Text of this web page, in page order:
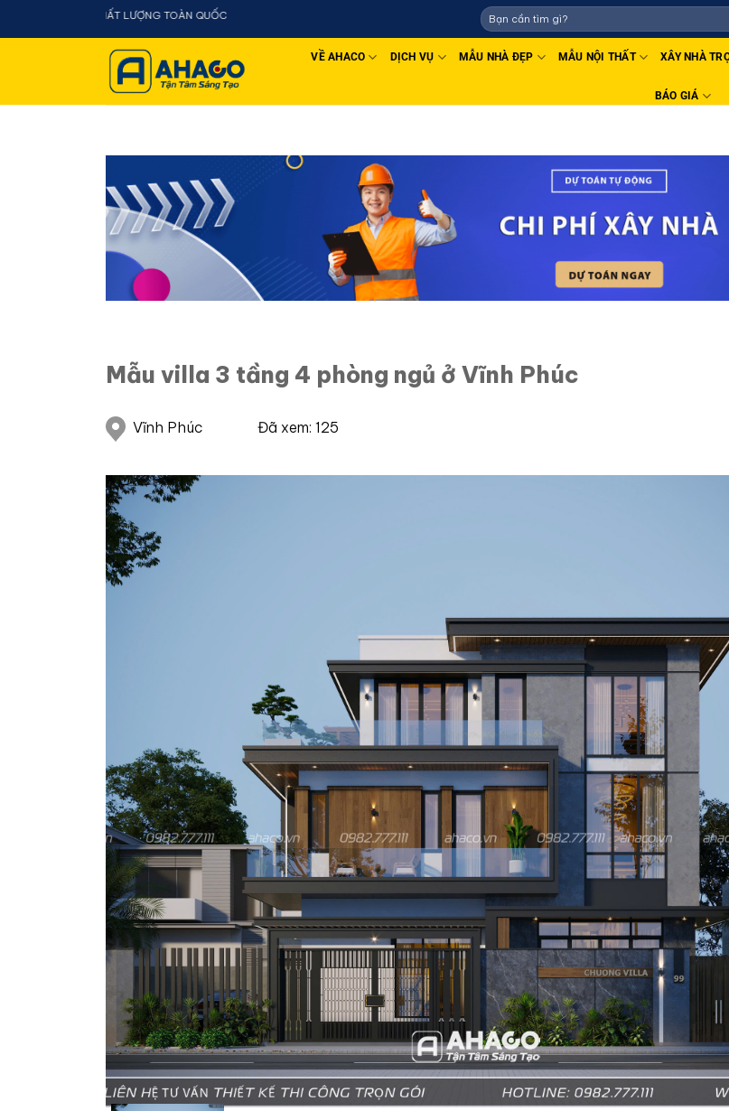
AHACO - THIẾT KẾ THI CÔNG UY TÍN - CHẤT LƯỢNG
VỀ AHACO DỊCH VỤ MẪU NHÀ ĐẸP MẪU NỘI THẤT XÂY NHÀ
BÁO GIÁ
Mẫu villa 3 tầng 4 phòng ngủ ở Vĩnh Phúc
Vĩnh Phúc Đã xem: 125